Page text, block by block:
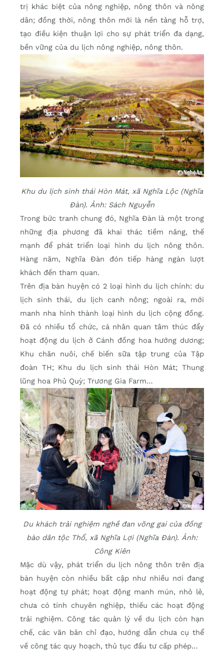
trị khác biệt của nông nghiệp, nông thôn và nông
dân; đồng thời, nông thôn mới là nền tảng hỗ trợ,
tạo điều kiện thuận lợi cho sự phát triển đa dạng,
bền vững của du lịch nông nghiệp, nông thôn.
Khu du lịch sinh thái Hòn Mát, xã Nghĩa Lộc (Nghĩa
Đàn). Ảnh: Sách Nguyễn
Trong bức tranh chung đó, Nghĩa Đàn là một trong
những địa phương đã khai thác tiềm năng, thế
mạnh để phát triển loại hình du lịch nông thôn.
Hàng năm, Nghĩa Đàn đón tiếp hàng ngàn lượt
khách đến tham quan.
Trên địa bàn huyện có 2 loại hình du lịch chính: du
lịch sinh thái, du lịch canh nông; ngoài ra, mới
manh nha hình thành loại hình du lịch cộng đồng.
Đã có nhiều tổ chức, cá nhân quan tâm thúc đẩy
hoạt động du lịch ở Cánh đồng hoa hướng dương;
Khu chăn nuôi, chế biến sữa tập trung của Tập
đoàn TH; Khu du lịch sinh thái Hòn Mát; Thung
lũng hoa Phủ Quỳ; Trương Gia Farm…
Du khách trải nghiệm nghề đan võng gai của đồng
bào dân tộc Thổ, xã Nghĩa Lợi (Nghĩa Đàn). Ảnh:
Công Kiên
Mặc dù vậy, phát triển du lịch nông thôn trên địa
bàn huyện còn nhiều bất cập như nhiều nơi đang
hoạt động tự phát; hoạt động manh mún, nhỏ lẻ,
chưa có tính chuyên nghiệp, thiếu các hoạt động
trải nghiệm. Công tác quản lý về du lịch còn hạn
chế, các văn bản chỉ đạo, hướng dẫn chưa cụ thể
về công tác quy hoạch, thủ tục đầu tư cấp phép…